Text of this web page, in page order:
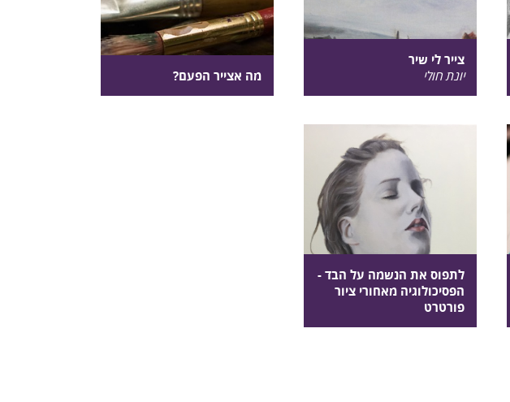
צייר לי שיר
יונת חולי
מה אצייר הפעם?
לתפוס את הנשמה על הבד -
הפסיכולוגיה מאחורי ציור
פורטרט